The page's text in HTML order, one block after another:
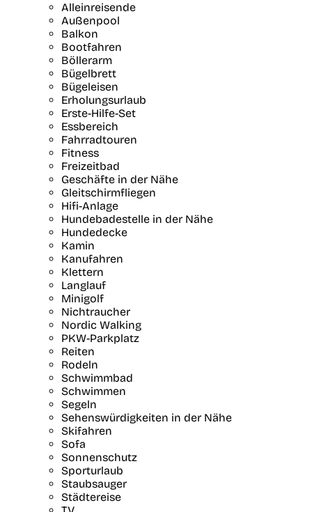
Alleinreisende
Außenpool
Balkon
Bootfahren
Böllerarm
Bügelbrett
Bügeleisen
Erholungsurlaub
Erste-Hilfe-Set
Essbereich
Fahrradtouren
Fitness
Freizeitbad
Geschäfte in der Nähe
Gleitschirmfliegen
Hifi-Anlage
Hundebadestelle in der Nähe
Hundedecke
Kamin
Kanufahren
Klettern
Langlauf
Minigolf
Nichtraucher
Nordic Walking
PKW-Parkplatz
Reiten
Rodeln
Schwimmbad
Schwimmen
Segeln
Sehenswürdigkeiten in der Nähe
Skifahren
Sofa
Sonnenschutz
Sporturlaub
Staubsauger
Städtereise